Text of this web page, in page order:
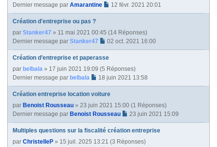
Dernier message par Amarantine 12 févr. 2021 20:01
Création d'entreprise ou pas ?
par Stanker47 » 11 mai 2021 00:45 (14 Réponses)
Dernier message par Stanker47 02 oct. 2021 16:00
Création d’entreprise et paperasse
par belbala » 17 juin 2021 19:09 (5 Réponses)
Dernier message par belbala 18 juin 2021 13:58
Création entreprise location voiture
par Benoist Rousseau » 23 juin 2021 15:00 (1 Réponses)
Dernier message par Benoist Rousseau 23 juin 2021 15:09
Multiples questions sur la fiscalité création entreprise
par ChristelleP » 15 juil. 2025 13:21 (3 Réponses)